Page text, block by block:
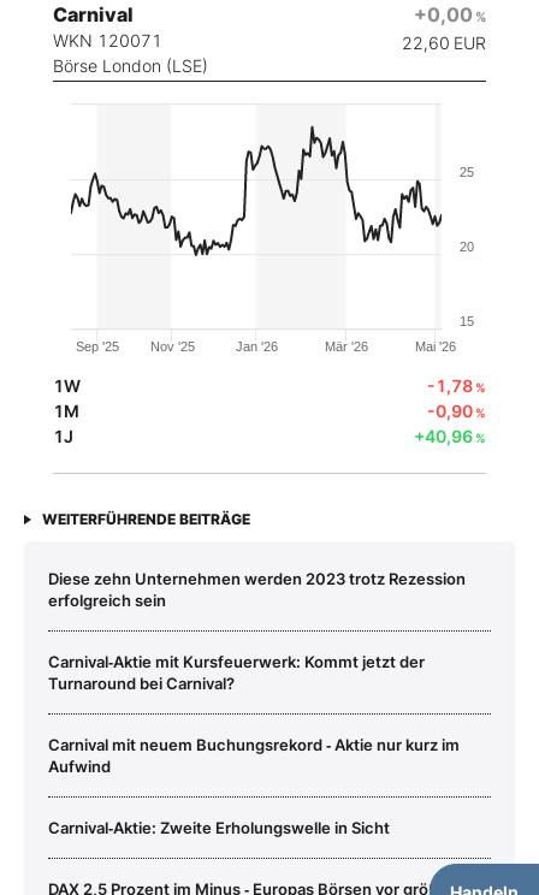
Carnival
WKN 120071
Börse London (LSE)
+0,00 %
22,60 EUR
Sep '25 Nov '25 Jan '26 Mär '26 Mai '26
15
20
25
1W -1,78%
1M -0,90%
1J +40,96%
WEITERFÜHRENDE BEITRÄGE
Diese zehn Unternehmen werden 2023 trotz Rezession
erfolgreich sein
Carnival‑Aktie mit Kursfeuerwerk: Kommt jetzt der
Turnaround bei Carnival?
Carnival mit neuem Buchungsrekord ‑ Aktie nur kurz im
Aufwind
Carnival‑Aktie: Zweite Erholungswelle in Sicht
DAX 2,5 Prozent im Minus ‑ Europas Börsen vor größtem